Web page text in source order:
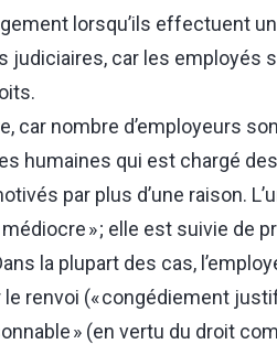
lorsqu’ils effectuent
judiciaires, car les employés
car nombre d’employeurs
humaines qui est chargé
par plus d’une raison.
» ; elle est suivie de
la plupart des cas,
renvoi (« congédiement
» (en vertu du droit